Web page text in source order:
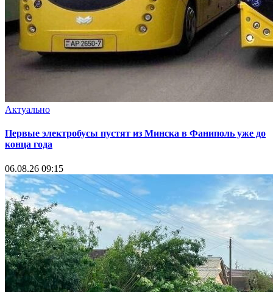
Актуально
Первые электробусы пустят из Минска в Фаниполь уже до
конца года
06.08.26 09:15